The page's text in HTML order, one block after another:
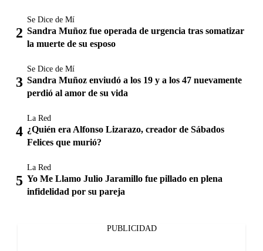
Se Dice de Mí
Sandra Muñoz fue operada de urgencia tras somatizar
la muerte de su esposo
Se Dice de Mí
Sandra Muñoz enviudó a los 19 y a los 47 nuevamente
perdió al amor de su vida
La Red
¿Quién era Alfonso Lizarazo, creador de Sábados
Felices que murió?
La Red
Yo Me Llamo Julio Jaramillo fue pillado en plena
infidelidad por su pareja
PUBLICIDAD